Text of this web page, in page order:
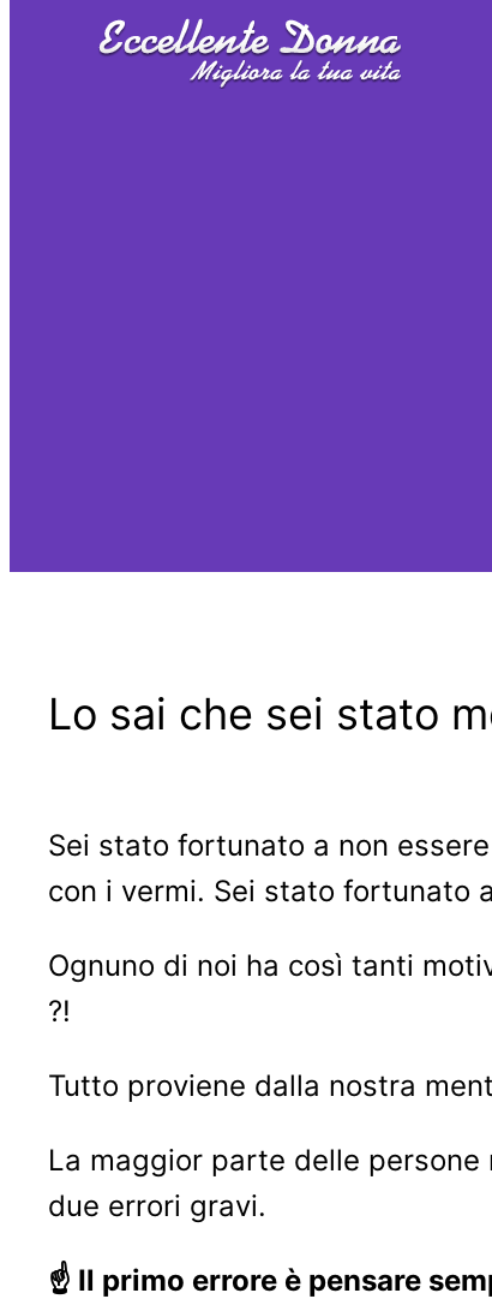
Lo sai che sei stato
Sei stato fortunato a non
con i vermi. Sei stato fortunato
Ognuno di noi ha così tanti
?!
Tutto proviene dalla nostra
La maggior parte delle
due errori gravi.
☝ Il primo errore è pensare